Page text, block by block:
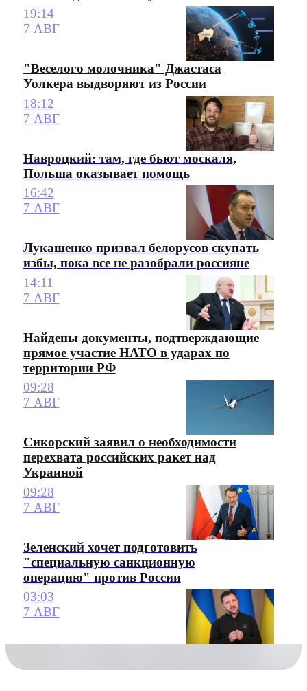
19:14
7 АВГ
"Веселого молочника" Джастаса
Уолкера выдворяют из России
18:12
7 АВГ
Навроцкий: там, где бьют москаля,
Польша оказывает помощь
16:42
7 АВГ
Лукашенко призвал белорусов скупать
избы, пока все не разобрали россияне
14:11
7 АВГ
Найдены документы, подтверждающие
прямое участие НАТО в ударах по
территории РФ
09:28
7 АВГ
Сикорский заявил о необходимости
перехвата российских ракет над
Украиной
09:28
7 АВГ
Зеленский хочет подготовить
"специальную санкционную
операцию" против России
03:03
7 АВГ